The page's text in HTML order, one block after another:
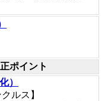
ポイント
）
ルス】